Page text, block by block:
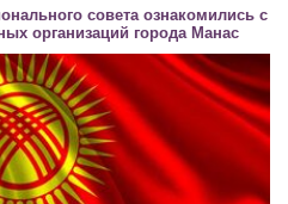
совета ознакомились с
организаций города Манас